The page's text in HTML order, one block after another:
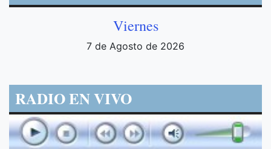
Viernes
7 de Agosto de 2026
RADIO EN VIVO